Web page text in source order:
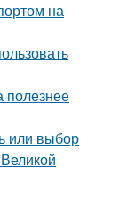
на
полезнее
или выбор